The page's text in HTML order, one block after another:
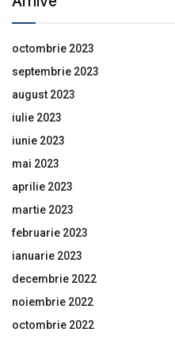
octombrie 2023
septembrie 2023
august 2023
iulie 2023
iunie 2023
mai 2023
aprilie 2023
martie 2023
februarie 2023
ianuarie 2023
decembrie 2022
noiembrie 2022
octombrie 2022